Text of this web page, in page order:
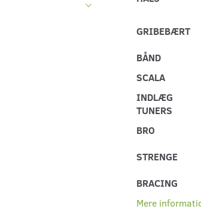
GRIBEBÆRT
BÅND
SCALA
INDLÆG
TUNERS
BRO
STRENGE
BRACING
Mere